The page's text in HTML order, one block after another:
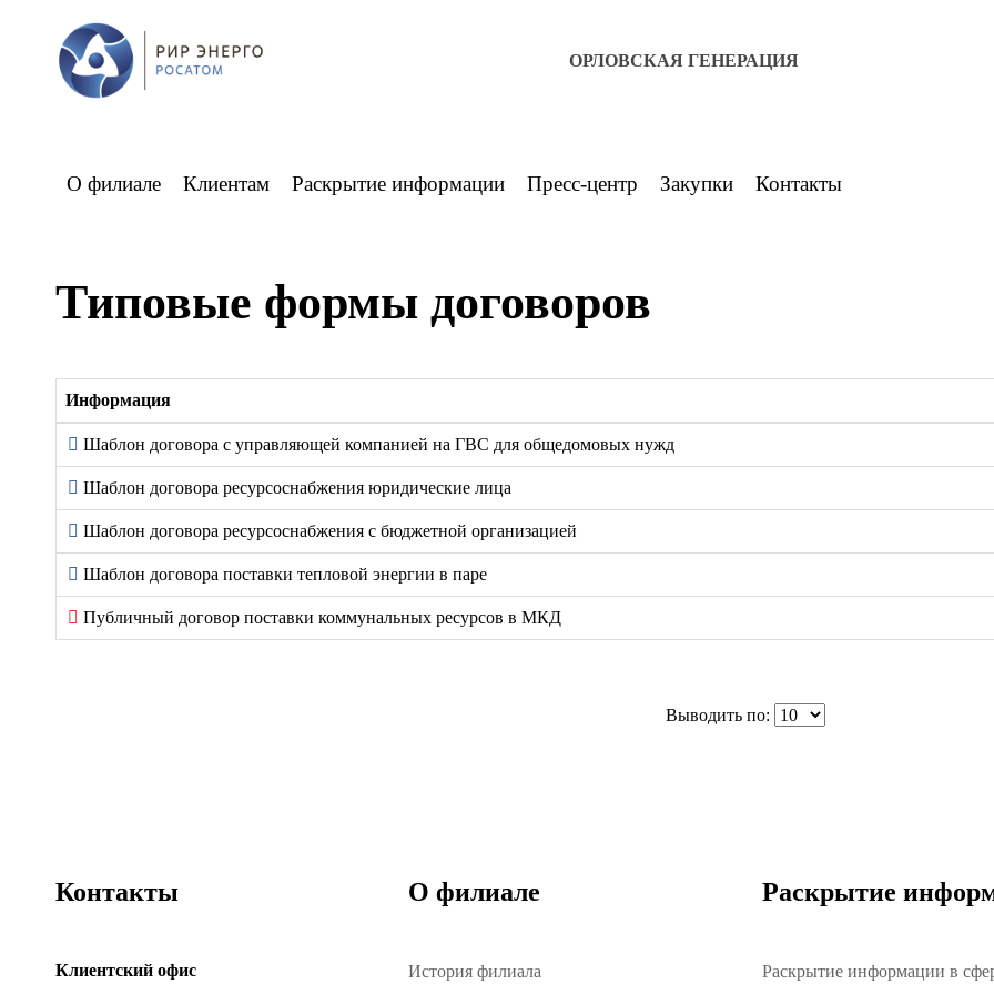
ОРЛОВСКАЯ ГЕНЕРАЦИЯ
О филиале Клиентам Раскрытие информации Пресс-центр Закупки Контакты
Типовые формы договоров
Информация
Шаблон договора с управляющей компанией на ГВС для общедомовых нужд
Шаблон договора ресурсоснабжения юридические лица
Шаблон договора ресурсоснабжения с бюджетной организацией
Шаблон договора поставки тепловой энергии в паре
Публичный договор поставки коммунальных ресурсов в МКД
Выводить по:
Контакты
Клиентский офис
О филиале
История филиала
Раскрытие
Раскрытие информации в